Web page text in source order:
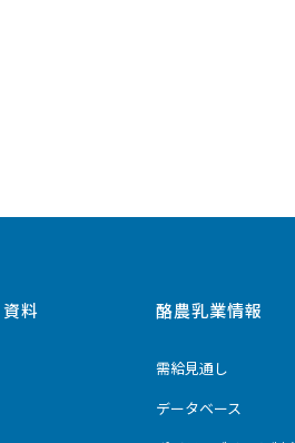
料 酪農乳業情報
需給見通し
データベース